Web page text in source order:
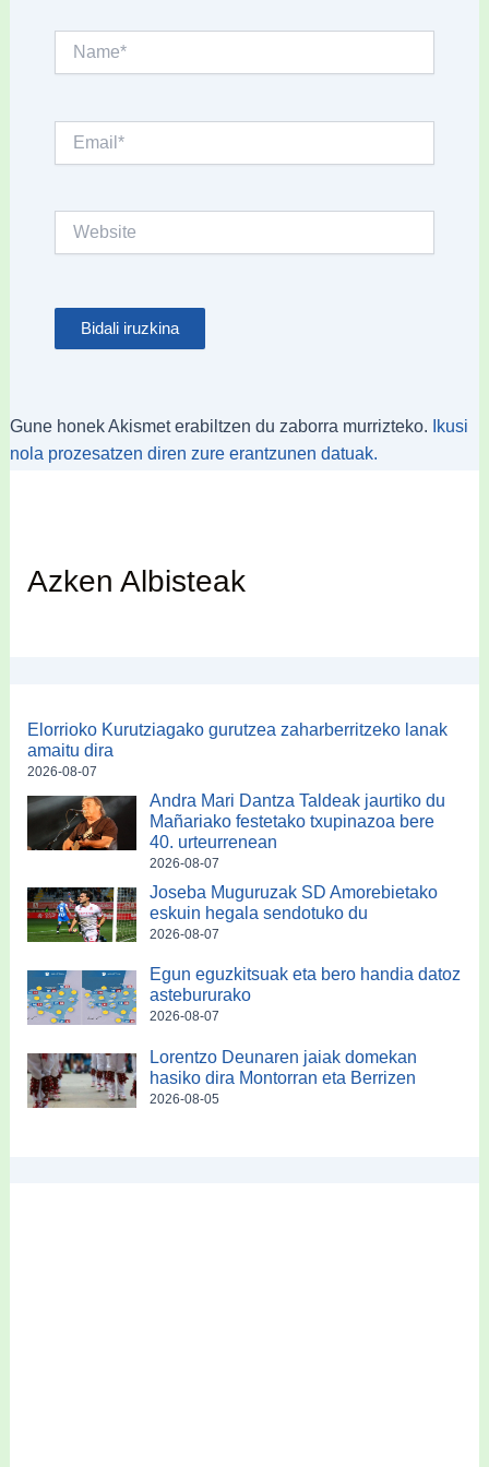
Website
Gune honek Akismet erabiltzen du zaborra murrizteko.
Ikusi
nola prozesatzen diren zure erantzunen datuak.
Azken Albisteak
Elorrioko Kurutziagako gurutzea zaharberritzeko lanak
amaitu dira
2026-08-07
Andra Mari Dantza Taldeak jaurtiko du
Mañariako festetako txupinazoa bere
40. urteurrenean
2026-08-07
Joseba Muguruzak SD Amorebietako
eskuin hegala sendotuko du
2026-08-07
Egun eguzkitsuak eta bero handia datoz
astebururako
2026-08-07
Lorentzo Deunaren jaiak domekan
hasiko dira Montorran eta Berrizen
2026-08-05